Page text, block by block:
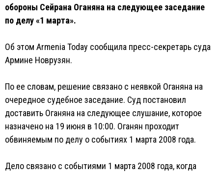
обороны Сейрана Оганяна на следующее заседание
по делу «1 марта».
Об этом Armenia Today сообщила пресс-секретарь суда
Армине Новрузян.
По ее словам, решение связано с неявкой Оганяна на
очередное судебное заседание. Суд постановил
доставить Оганяна на следующее слушание, которое
назначено на 19 июня в 10:00. Оганян проходит
обвиняемым по делу о событиях 1 марта 2008 года.
Дело связано с событиями 1 марта 2008 года, когда